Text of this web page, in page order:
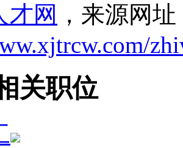
才网 ，来源网
关职位